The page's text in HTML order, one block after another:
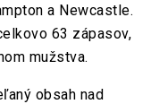
a Newcastle.
63 zápasov,
mužstva.
obsah nad